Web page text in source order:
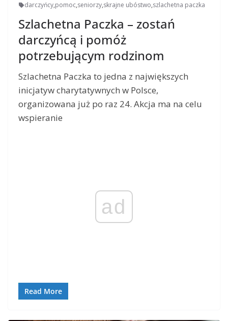
darczyńcy,pomoc,seniorzy,skrajne ubóstwo,szlachetna paczka
Szlachetna Paczka – zostań
darczyńcą i pomóż
potrzebującym rodzinom
Szlachetna Paczka to jedna z największych
inicjatyw charytatywnych w Polsce,
organizowana już po raz 24. Akcja ma na celu
wspieranie
ad
Read More